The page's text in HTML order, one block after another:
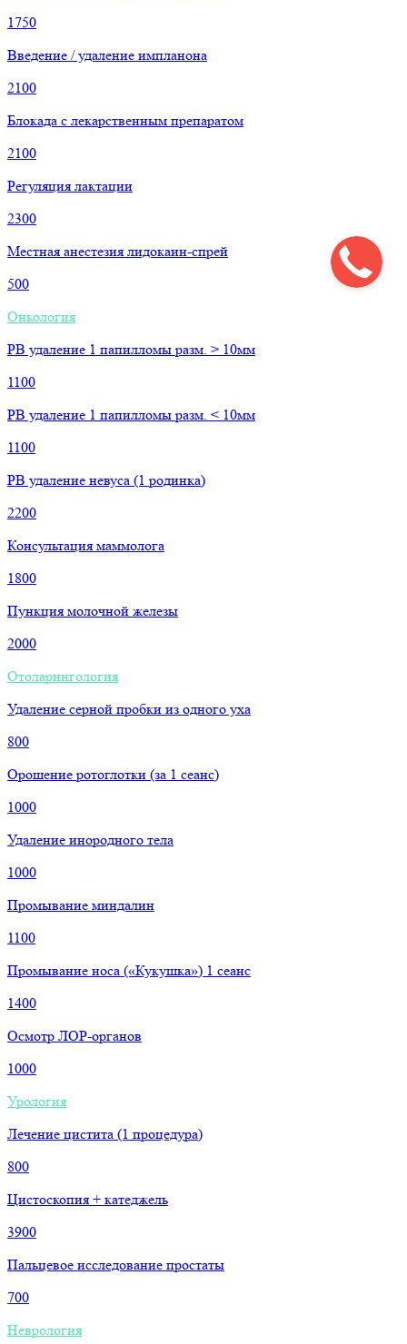
1750
Введение / удаление импланона
2100
Блокада с лекарственным препаратом
2100
Регуляция лактации
2300
Местная анестезия лидокаин-спрей
500
Онкология
РВ удаление 1 папилломы разм. > 10мм
1100
РВ удаление 1 папилломы разм. < 10мм
1100
РВ удаление невуса (1 родинка)
2200
Консультация маммолога
1800
Пункция молочной железы
2000
Отоларингология
Удаление серной пробки из одного уха
800
Орошение ротоглотки (за 1 сеанс)
1000
Удаление инородного тела
1000
Промывание миндалин
1100
Промывание носа («Кукушка») 1 сеанс
1400
Осмотр ЛОР-органов
1000
Урология
Лечение цистита (1 процедура)
800
Цистоскопия + катеджель
3900
Пальцевое исследование простаты
700
Неврология